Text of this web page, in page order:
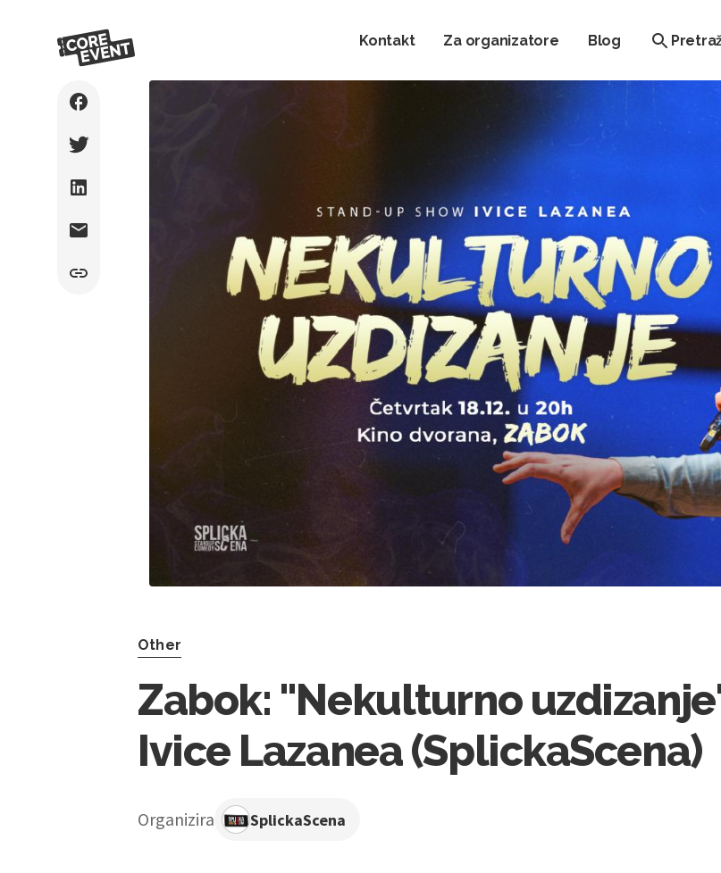
Kontakt Za organizatore Blog
Other
Zabok: "Nekulturno
Ivice Lazanea (SplickaScena)
Organizira SplickaScena